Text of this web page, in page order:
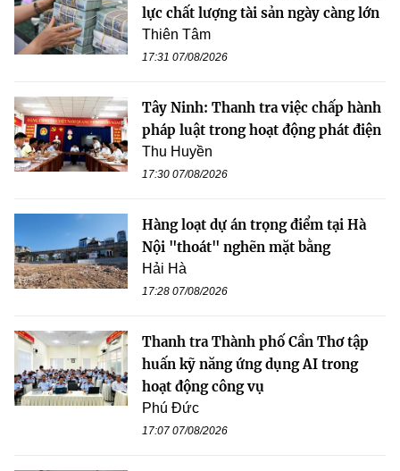
lực chất lượng tài sản ngày càng lớn
Thiên Tâm
17:31 07/08/2026
Tây Ninh: Thanh tra việc chấp hành
pháp luật trong hoạt động phát điện
Thu Huyền
17:30 07/08/2026
Hàng loạt dự án trọng điểm tại Hà
Nội "thoát" nghẽn mặt bằng
Hải Hà
17:28 07/08/2026
Thanh tra Thành phố Cần Thơ tập
huấn kỹ năng ứng dụng AI trong
hoạt động công vụ
Phú Đức
17:07 07/08/2026